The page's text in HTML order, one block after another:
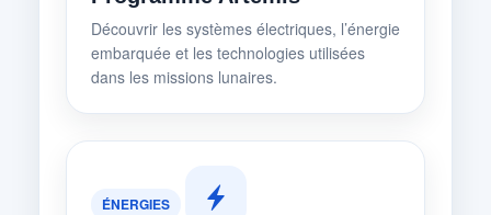
Découvrir les systèmes électriques, l’énergie
embarquée et les technologies utilisées
dans les missions lunaires.
ÉNERGIES